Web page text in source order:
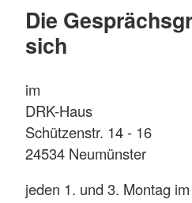
Die
sich
im
DRK-Haus
Schützenstr. 14 - 16
24534 Neumünster
jeden 1. und 3. Montag